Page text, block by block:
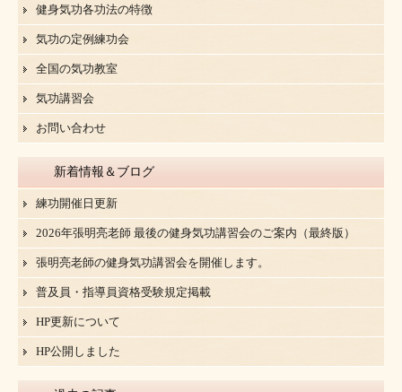
健身気功各功法の特徴
気功の定例練功会
全国の気功教室
気功講習会
お問い合わせ
新着情報＆ブログ
練功開催日更新
2026年張明亮老師 最後の健身気功講習会のご案内（最終版）
張明亮老師の健身気功講習会を開催します。
普及員・指導員資格受験規定掲載
HP更新について
HP公開しました